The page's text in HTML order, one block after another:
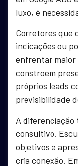
luxo, é
Corretores que
indicações ou
enfrentar maior
constroem
próprios leads
previsibilidade
A diferenciação
consultivo.
objetivos e
cria conexão.